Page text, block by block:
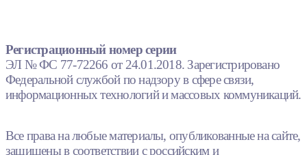
Регистрационный номер серии
ЭЛ № ФС 77-72266 от 24.01.2018. Зарегистрировано
Федеральной службой по надзору в сфере связи,
информационных технологий и массовых коммуникаций.
Все права на любые материалы, опубликованные на сайте,
защищены в соответствии с российским и